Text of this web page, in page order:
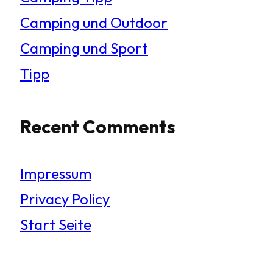
Camping und Outdoor
Camping und Sport
Tipp
Recent Comments
Impressum
Privacy Policy
Start Seite